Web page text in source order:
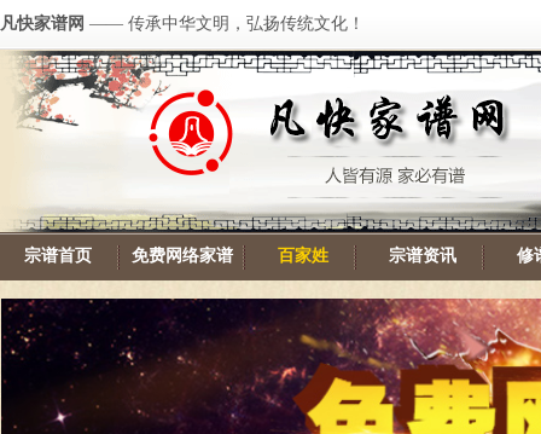
凡快家谱网 —— 传承中华文明，弘扬传统文化！
宗谱首页 免费网络家谱 百家姓 宗谱资讯 修